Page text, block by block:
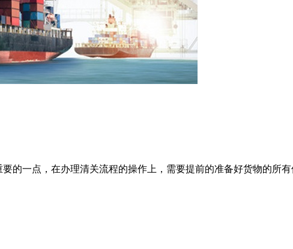
一点，在办理清关流程的操作上，需要提前的准备好货物的所